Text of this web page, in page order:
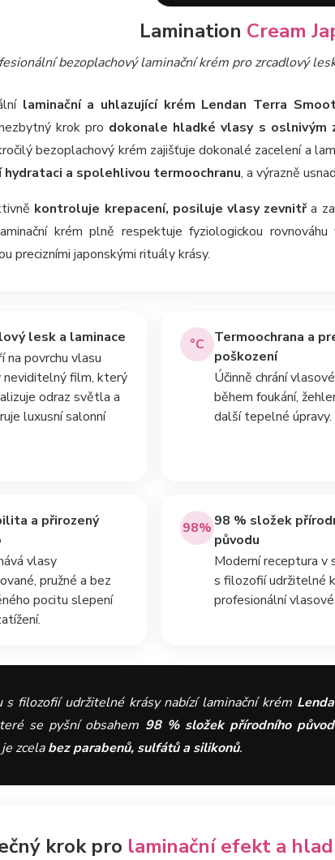
Lamination Cream
bezoplachový laminační krém pro zrcadlový
laminační a uhlazující krém Lendan Terra
krok pro dokonale hladké vlasy s oslnivým
bezoplachový krém zajišťuje dokonalé zacelení a
hydrataci a spolehlivou termoochranu, a výrazně
kontroluje krepacení, posiluje vlasy zevnitř a
krém plně respektuje fyziologickou
precizními japonskými rituály krásy.
lesk a laminace
na povrchu vlasu
neviditelný film, který
odraz světla a
luxusní salonní
°C
Termoochrana a
poškození
Účinně chrání
během foukání,
další tepelné úpravy.
a přirozený
vlasy
pružné a bez
pocitu slepení
98% 98 % složek
původu
Moderní receptura v
s filozofií udržitelné
profesionální
s filozofií udržitelné krásy nabízí laminační krém
se pyšní obsahem 98 % složek přírodního
zcelabez parabenů, sulfátů a silikonů.
krok pro laminační efekt a